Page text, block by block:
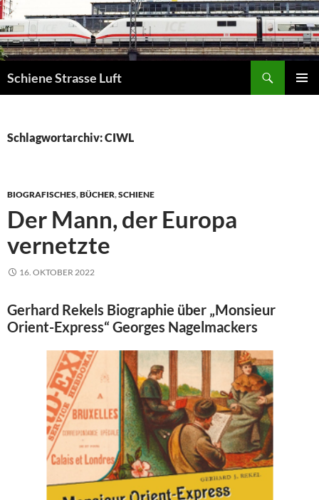
Zum
Inhalt
springen
Schiene Strasse Luft
Schlagwortarchiv: CIWL
BIOGRAFISCHES,BÜCHER,SCHIENE
Der Mann, der Europa
vernetzte
16. OKTOBER 2022
Gerhard Rekels Biographie über „Monsieur
Orient-Express“ Georges Nagelmackers